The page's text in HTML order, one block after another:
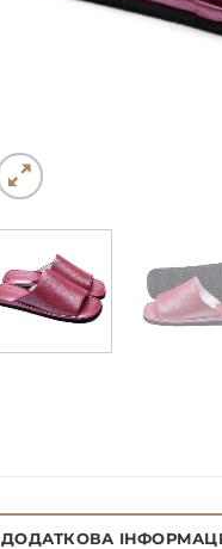
ДОДАТКОВА